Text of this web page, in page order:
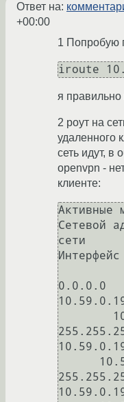
Ответ на:
+00:00
1 Попробую
iroute
я
2 роут на
удаленного
сеть идут, в
openvpn -
клиенте:
Активные
Сетевой
сети
0.0.0.0